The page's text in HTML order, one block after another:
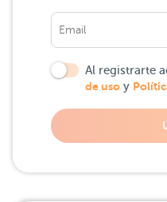
Al registrarte
de uso y